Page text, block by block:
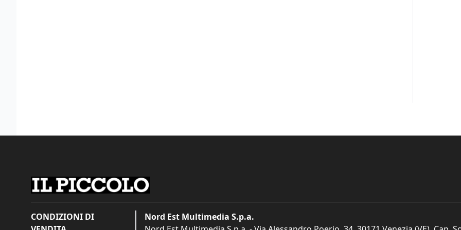
CONDIZIONI DI
Nord Est Multimedia S.p.a.